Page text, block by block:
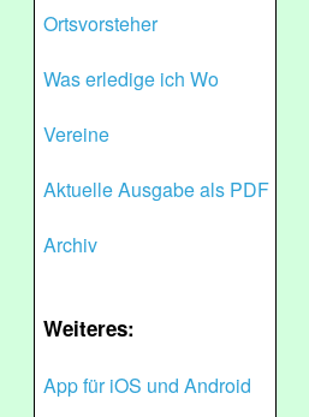
Ortsvorsteher
Was erledige ich Wo
Vereine
Aktuelle Ausgabe als PDF
Archiv
Weiteres:
App für iOS und Android